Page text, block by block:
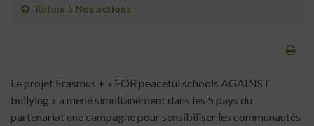
Retour à Nos actions
Le projet Erasmus + « FOR peaceful schools AGAINST
bullying » a mené simultanément dans les 5 pays du
partenariat une campagne pour sensibiliser les communautés